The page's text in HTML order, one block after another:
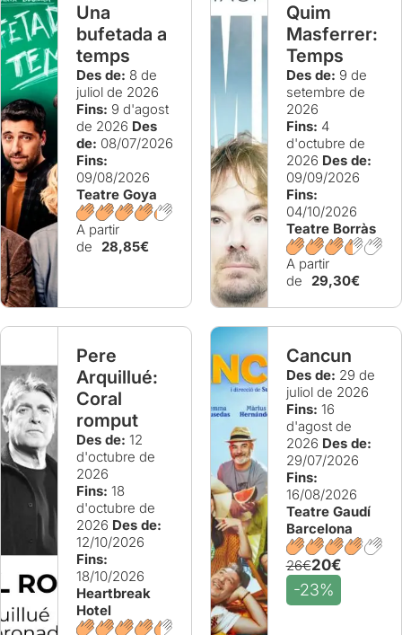
Una
bufetada a
temps
Des de: 8 de
juliol de 2026
Fins: 9 d'agost
de 2026 Des
de: 08/07/2026
Fins:
09/08/2026
Teatre Goya
A partir
de
28,85€
Quim
Masferrer:
Temps
Des de: 9 de
setembre de
2026
Fins: 4
d'octubre de
2026 Des de:
09/09/2026
Fins:
04/10/2026
Teatre Borràs
A partir
de
29,30€
Pere
Arquillué:
Coral
romput
Des de: 12
d'octubre de
2026
Fins: 18
d'octubre de
2026 Des de:
12/10/2026
Fins:
18/10/2026
Heartbreak
Hotel
Cancun
Des de: 29 de
juliol de 2026
Fins: 16
d'agost de
2026 Des de:
29/07/2026
Fins:
16/08/2026
Teatre Gaudí
Barcelona
26€20€
-23%